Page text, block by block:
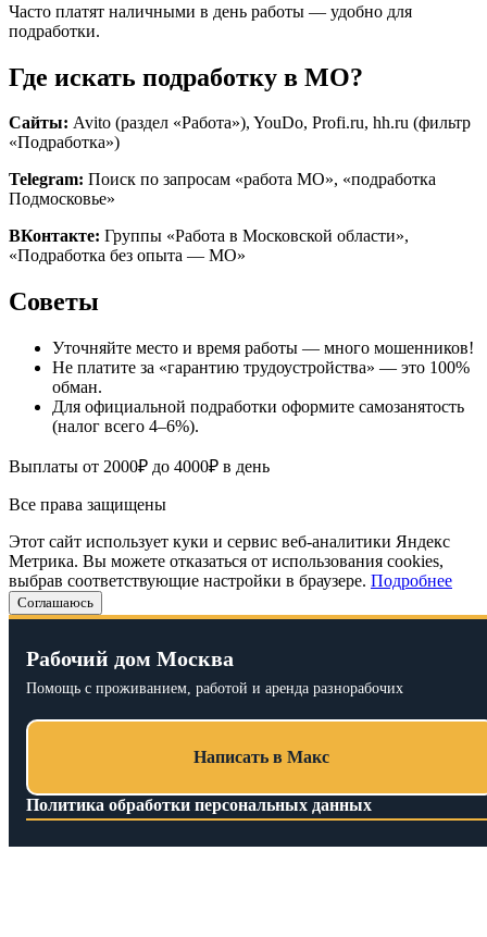
Часто платят наличными в день работы — удобно для
подработки.
Где искать подработку в МО?
Сайты: Avito (раздел «Работа»), YouDo, Profi.ru, hh.ru (фильтр
«Подработка»)
Telegram: Поиск по запросам «работа МО», «подработка
Подмосковье»
ВКонтакте: Группы «Работа в Московской области»,
«Подработка без опыта — МО»
Советы
Уточняйте место и время работы — много мошенников!
Не платите за «гарантию трудоустройства» — это 100%
обман.
Для официальной подработки оформите самозанятость
(налог всего 4–6%).
Выплаты от 2000₽ до 4000₽ в день
Все права защищены
Этот сайт использует куки и сервис веб-аналитики Яндекс
Метрика. Вы можете отказаться от использования cookies,
выбрав соответствующие настройки в браузере. Подробнее
Соглашаюсь
Рабочий дом Москва
Помощь с проживанием, работой и аренда разнорабочих
Написать в Макс
Политика обработки персональных данных